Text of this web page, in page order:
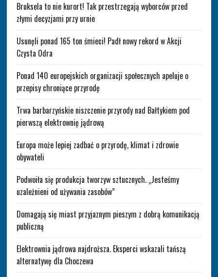
Bruksela to nie kurort! Tak przestrzegają wyborców przed
złymi decyzjami przy urnie
Usunęli ponad 165 ton śmieci! Padł nowy rekord w Akcji
Czysta Odra
Ponad 140 europejskich organizacji społecznych apeluje o
przepisy chroniące przyrodę
Trwa barbarzyńskie niszczenie przyrody nad Bałtykiem pod
pierwszą elektrownię jądrową
Europa może lepiej zadbać o przyrodę, klimat i zdrowie
obywateli
Podwoiła się produkcja tworzyw sztucznych. „Jesteśmy
uzależnieni od używania zasobów”
Domagają się miast przyjaznym pieszym z dobrą komunikacją
publiczną
Elektrownia jądrowa najdroższa. Eksperci wskazali tańszą
alternatywę dla Choczewa